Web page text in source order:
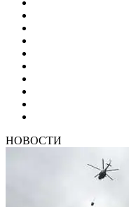
НОВОСТИ